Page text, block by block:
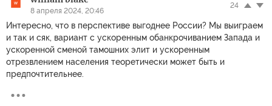
8 апреля 2024, 20:46
24
Интересно, что в перспективе выгоднее России? Мы выиграем
и так и сяк, вариант с ускоренным обанкрочиванием Запада и
ускоренной сменой тамошних элит и ускоренным
отрезвлением населения теоретически может быть и
предпочтительнее.